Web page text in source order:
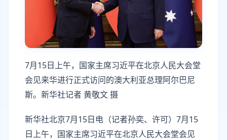
7月15日上午，国家主席习近平在北京人民大会堂
会见来华进行正式访问的澳大利亚总理阿尔巴尼
斯。新华社记者 黄敬文 摄
新华社北京7月15日电（记者孙奕、许可）7月15
日上午，国家主席习近平在北京人民大会堂会见